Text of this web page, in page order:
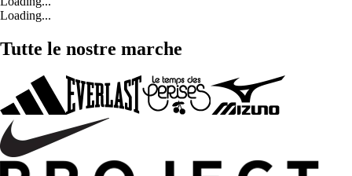
Loading...
Tutte le nostre marche